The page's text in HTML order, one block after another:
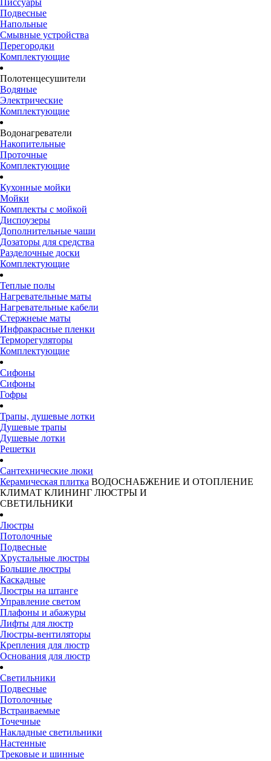
Писсуары
Подвесные
Напольные
Смывные устройства
Перегородки
Комплектующие
Полотенцесушители
Водяные
Электрические
Комплектующие
Водонагреватели
Накопительные
Проточные
Комплектующие
Кухонные мойки
Мойки
Комплекты с мойкой
Диспоузеры
Дополнительные чаши
Дозаторы для средства
Разделочные доски
Комплектующие
Теплые полы
Нагревательные маты
Нагревательные кабели
Стержнеые маты
Инфракрасные пленки
Терморегуляторы
Комплектующие
Сифоны
Сифоны
Гофры
Трапы, душевые лотки
Душевые трапы
Душевые лотки
Решетки
Сантехнические люки
Керамическая плитка ВОДОСНАБЖЕНИЕ И ОТОПЛЕНИЕ
КЛИМАТ КЛИНИНГ ЛЮСТРЫ И
СВЕТИЛЬНИКИ
Люстры
Потолочные
Подвесные
Хрустальные люстры
Большие люстры
Каскадные
Люстры на штанге
Управление светом
Плафоны и абажуры
Лифты для люстр
Люстры-вентиляторы
Крепления для люстр
Основания для люстр
Светильники
Подвесные
Потолочные
Встраиваемые
Точечные
Накладные светильники
Настенные
Трековые и шинные